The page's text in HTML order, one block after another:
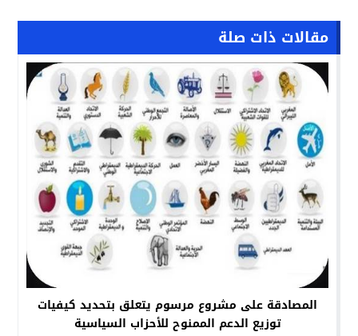
مقالات ذات صلة
المصادقة على مشروع مرسوم يتعلق بتحديد كيفيات
توزيع الدعم الممنوح للأحزاب السياسية